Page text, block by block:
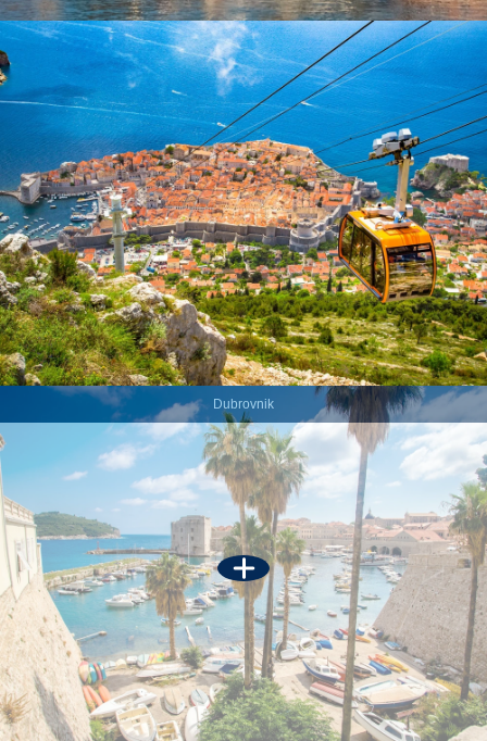
Split
Dubrovnik